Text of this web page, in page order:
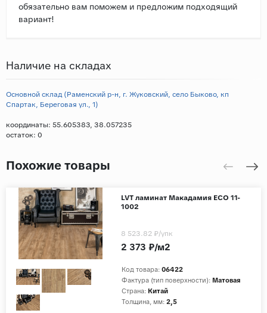
обязательно вам поможем и предложим подходящий
вариант!
Наличие на складах
Основной склад (Раменский р-н, г. Жуковский, село Быково, кп
Спартак, Береговая ул., 1)
координаты: 55.605383, 38.057235
остаток: 0
Похожие товары
LVT ламинат Макадамия ECO 11-
1002
Код товара: 06422
Фактура (тип поверхности): Матовая
Страна: Китай
Толщина, мм: 2,5
2 373 ₽/м2
8 523.82 ₽/упк